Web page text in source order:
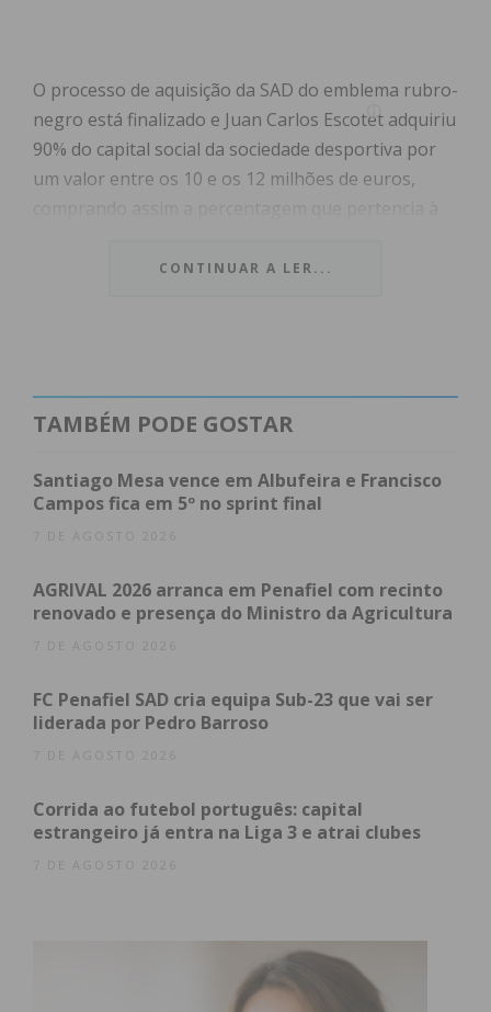
O processo de aquisição da SAD do emblema rubro-
negro está finalizado e Juan Carlos Escotet adquiriu
90% do capital social da sociedade desportiva por
um valor entre os 10 e os 12 milhões de euros,
mantém os restantes 10 por cento do capital social.
o assunto e o anúncio oficial do negócio deverá ser
Juan Carlos Escotet, considerado pela revista
Forbes como a sexta pessoa mais rica de Espanha,
euros. É atualmente o presidente do banco
ABANCA e também do conselho de administração
do Kopke Group, uma empresa ligada ao sector do
em Portugal e que, em 2024, 48 milhões de euros.
Subscreva a newsletter do
Imediato
atualizada.
CONTINUAR A LER...
TAMBÉM PODE GOSTAR
Santiago Mesa vence em Albufeira e Francisco
Campos fica em 5º no sprint final
7 DE AGOSTO 2026
AGRIVAL 2026 arranca em Penafiel com recinto
renovado e presença do Ministro da Agricultura
7 DE AGOSTO 2026
FC Penafiel SAD cria equipa Sub-23 que vai ser
liderada por Pedro Barroso
7 DE AGOSTO 2026
Corrida ao futebol português: capital
estrangeiro já entra na Liga 3 e atrai clubes
7 DE AGOSTO 2026